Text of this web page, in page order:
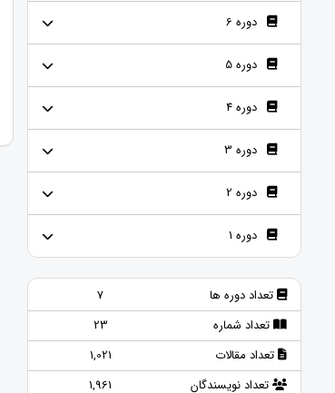
دوره 6
دوره 5
دوره 4
دوره 3
دوره 2
دوره 1
تعداد دوره ها
7
تعداد شماره
23
تعداد مقالات
1,021
تعداد نویسندگان
1,961